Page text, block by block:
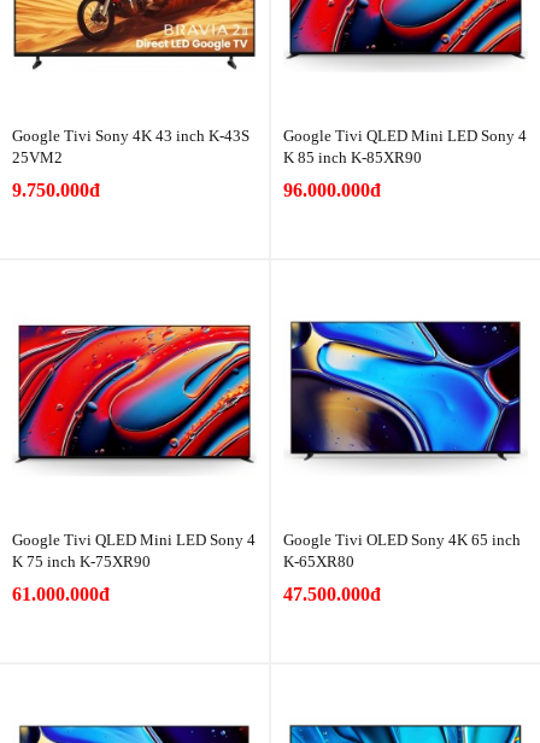
Google Tivi Sony 4K 43 inch K-43S
25VM2
9.750.000đ
Google Tivi QLED Mini LED Sony 4
K 85 inch K-85XR90
96.000.000đ
Google Tivi QLED Mini LED Sony 4
K 75 inch K-75XR90
61.000.000đ
Google Tivi OLED Sony 4K 65 inch
K-65XR80
47.500.000đ